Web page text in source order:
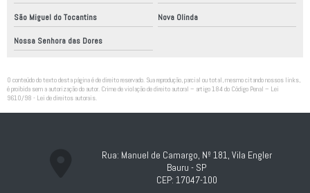
São Miguel do Tocantins Nova Olinda
Nossa Senhora das Dores
O conteúdo do texto desta página é de direito reservado. Sua reprodução, parcial ou total, mesmo citando nossos links,
é proibida sem a autorização do autor. Crime de violação de direito autoral – artigo 184 do Código Penal – Lei
9610/98 - Lei de direitos autorais.
Rua: Manuel de Camargo, Nº 181, Vila Engler
Bauru - SP
CEP: 17047-100